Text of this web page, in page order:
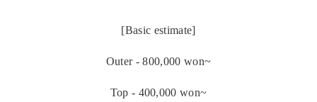
[Basic estimate]
Outer - 800,000 won~
Top - 400,000 won~